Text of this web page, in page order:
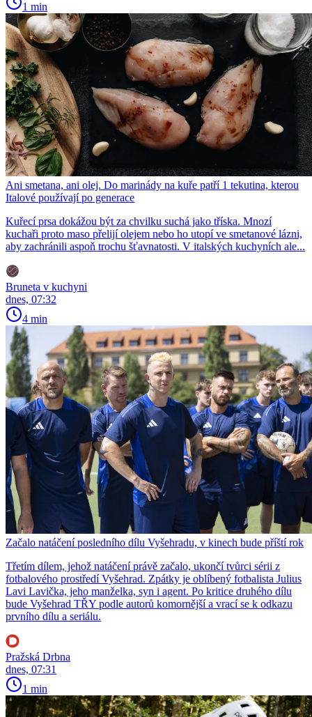
1 min
Ani smetana, ani olej. Do marinády na kuře patří 1 tekutina, kterou
Italové používají po generace
Kuřecí prsa dokážou být za chvilku suchá jako tříska. Mnozí
kuchaři proto maso přelijí olejem nebo ho utopí ve smetanové lázni,
aby zachránili aspoň trochu šťavnatosti. V italských kuchyních ale...
Bruneta v kuchyni
dnes, 07:32
4 min
Začalo natáčení posledního dílu Vyšehradu, v kinech bude příští rok
Třetím dílem, jehož natáčení právě začalo, ukončí tvůrci sérii z
fotbalového prostředí Vyšehrad. Zpátky je oblíbený fotbalista Julius
Lavi Lavička, jeho manželka, syn i agent. Po kritice druhého dílu
bude Vyšehrad TŘY podle autorů komornější a vrací se k odkazu
prvního dílu a seriálu.
Pražská Drbna
dnes, 07:31
1 min